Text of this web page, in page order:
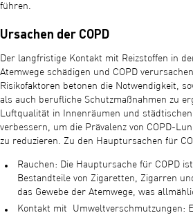
führen.
Ursachen der COPD
Der langfristige Kontakt mit Reizstoffen in
Atemwege schädigen und COPD
Risikofaktoren betonen die Notwendigkeit,
als auch berufliche Schutzmaßnahmen zu
Luftqualität in Innenräumen und
verbessern, um die Prävalenz von COPD-
zu reduzieren. Zu den Hauptursachen für
Rauchen: Die Hauptursache für COPD
Bestandteile von Zigaretten, Zigarren
das Gewebe der Atemwege, was
Kontakt mit Umweltverschmutzungen: